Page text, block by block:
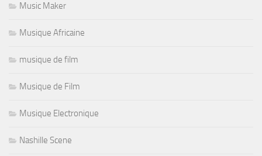
Music Maker
Musique Africaine
musique de film
Musique de Film
Musique Electronique
Nashille Scene